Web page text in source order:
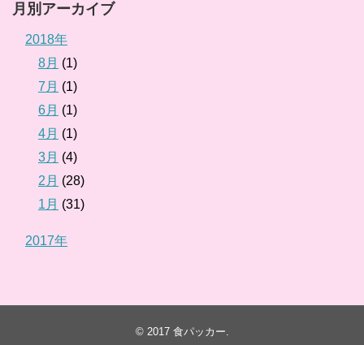
月別アーカイブ
2018年
8月 (1)
7月 (1)
6月 (1)
4月 (1)
3月 (4)
2月 (28)
1月 (31)
2017年
© 2017 食パッカー.